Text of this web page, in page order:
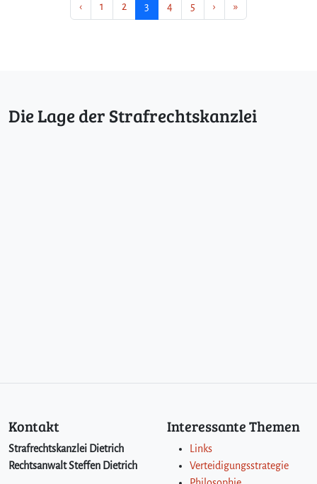
‹ Seite
1 Seite
2 Aktuelle Seite
3 Seite
4 Seite
5 › »
Die Lage der Strafrechtskanzlei
Kontakt
Strafrechtskanzlei Dietrich
Rechtsanwalt Steffen Dietrich
Interessante Themen
Links
Verteidigungsstrategie